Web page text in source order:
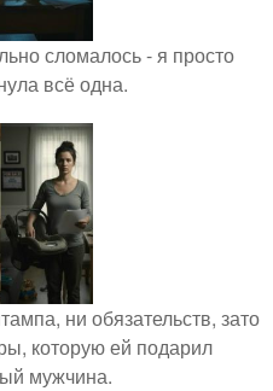
сломалось - я просто
всё одна.
ни обязательств, зато
которую ей подарил
мужчина.